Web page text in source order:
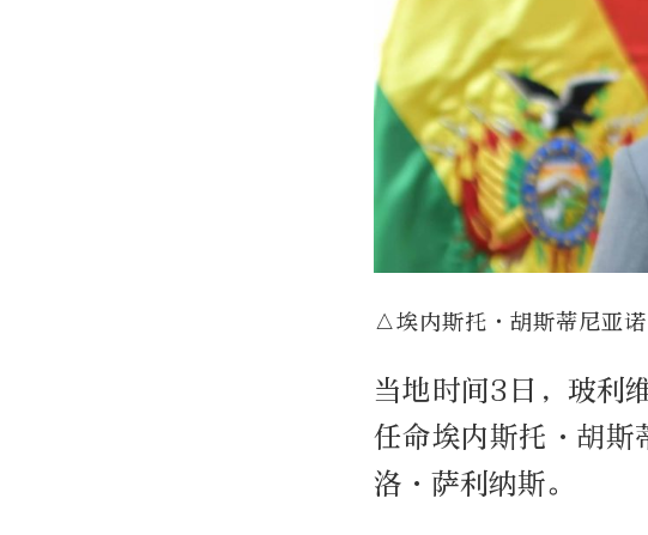
△埃内斯托·胡斯蒂尼亚诺
当地时间3日，玻利
任命埃内斯托·胡斯
洛·萨利纳斯。